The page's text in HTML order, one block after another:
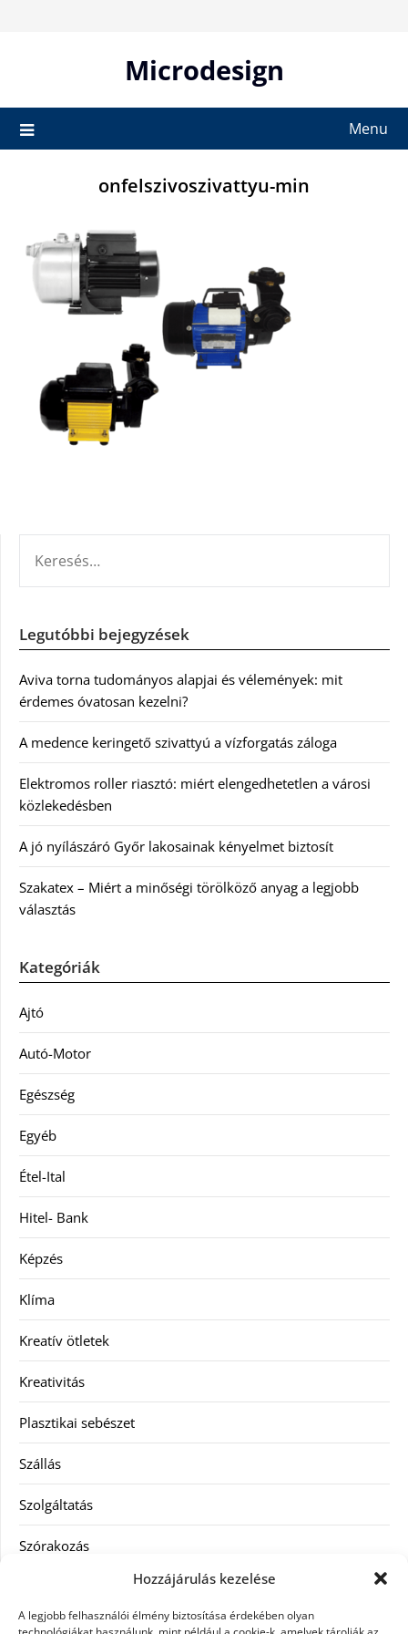
Hozzájárulás kezelése
A legjobb felhasználói élmény biztosítása érdekében olyan
Microdesign
Menu
onfelszivoszivattyu-min
Legutóbbi bejegyzések
Aviva torna tudományos alapjai és vélemények: mit
érdemes óvatosan kezelni?
A medence keringető szivattyú a vízforgatás záloga
Elektromos roller riasztó: miért elengedhetetlen a városi
közlekedésben
A jó nyílászáró Győr lakosainak kényelmet biztosít
Szakatex – Miért a minőségi törölköző anyag a legjobb
választás
Kategóriák
Ajtó
Autó-Motor
Egészség
Egyéb
Étel-Ital
Hitel- Bank
Képzés
Klíma
Kreatív ötletek
Kreativitás
Plasztikai sebészet
Szállás
Szolgáltatás
Szórakozás
Vásárlás